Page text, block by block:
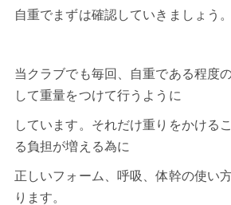
自重でまずは確認していきましょう。
当クラブでも毎回、自重である程度
して重量をつけて行うように
しています。それだけ重りをかける
る負担が増える為に
正しいフォーム、呼吸、体幹の使い
ります。